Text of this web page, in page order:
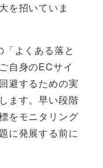
を招いていま
よくある落と
自身のECサイ
避するための実
ます。早い段階
をモニタリング
に発展する前に